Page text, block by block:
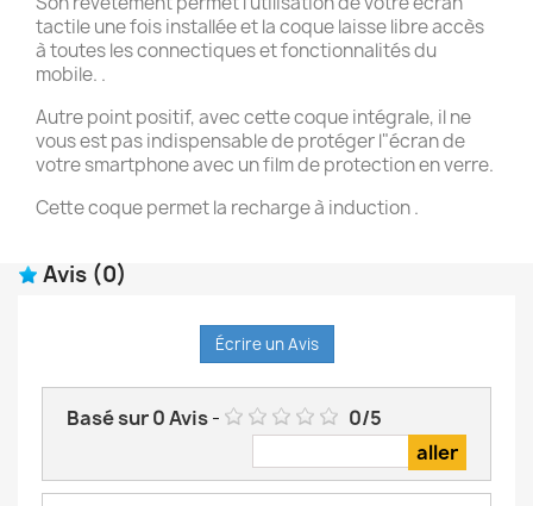
tactile une fois installée et la coque laisse libre accès
à toutes les connectiques et fonctionnalités du
mobile. .
Autre point positif, avec cette coque intégrale, il ne
vous est pas indispensable de protéger l"écran de
votre smartphone avec un film de protection en verre.
Cette coque permet la recharge à induction .
Avis (0)
Écrire un Avis
Basé sur0Avis- 0/5